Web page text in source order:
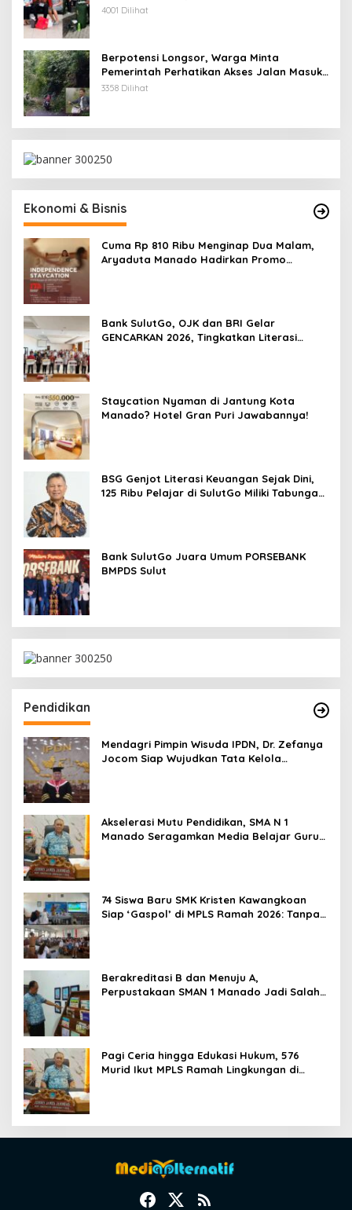
Polri Bersih, Transparan, dan Akuntabel
4001 Dilihat
Berpotensi Longsor, Warga Minta
Pemerintah Perhatikan Akses Jalan Masuk
Kecamatan Kumelembuai
3358 Dilihat
Ekonomi & Bisnis
Cuma Rp 810 Ribu Menginap Dua Malam,
Aryaduta Manado Hadirkan Promo
Bank SulutGo, OJK dan BRI Gelar
GENCARKAN 2026, Tingkatkan Literasi
Staycation Nyaman di Jantung Kota
Manado? Hotel Gran Puri Jawabannya!
BSG Genjot Literasi Keuangan Sejak Dini,
125 Ribu Pelajar di SulutGo Miliki Tabungan
Bank SulutGo Juara Umum PORSEBANK
BMPDS Sulut
Pendidikan
Mendagri Pimpin Wisuda IPDN, Dr. Zefanya
Jocom Siap Wujudkan Tata Kelola
Akselerasi Mutu Pendidikan, SMA N 1
Manado Seragamkan Media Belajar Guru
74 Siswa Baru SMK Kristen Kawangkoan
Siap ‘Gaspol’ di MPLS Ramah 2026: Tanpa
Berakreditasi B dan Menuju A,
Perpustakaan SMAN 1 Manado Jadi Salah
Pagi Ceria hingga Edukasi Hukum, 576
Murid Ikut MPLS Ramah Lingkungan di